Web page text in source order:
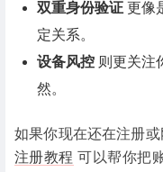
双重身份验证 更像
定关系。
设备风控 则更关注
然。
如果你现在还在注册
注册教程 可以帮你把